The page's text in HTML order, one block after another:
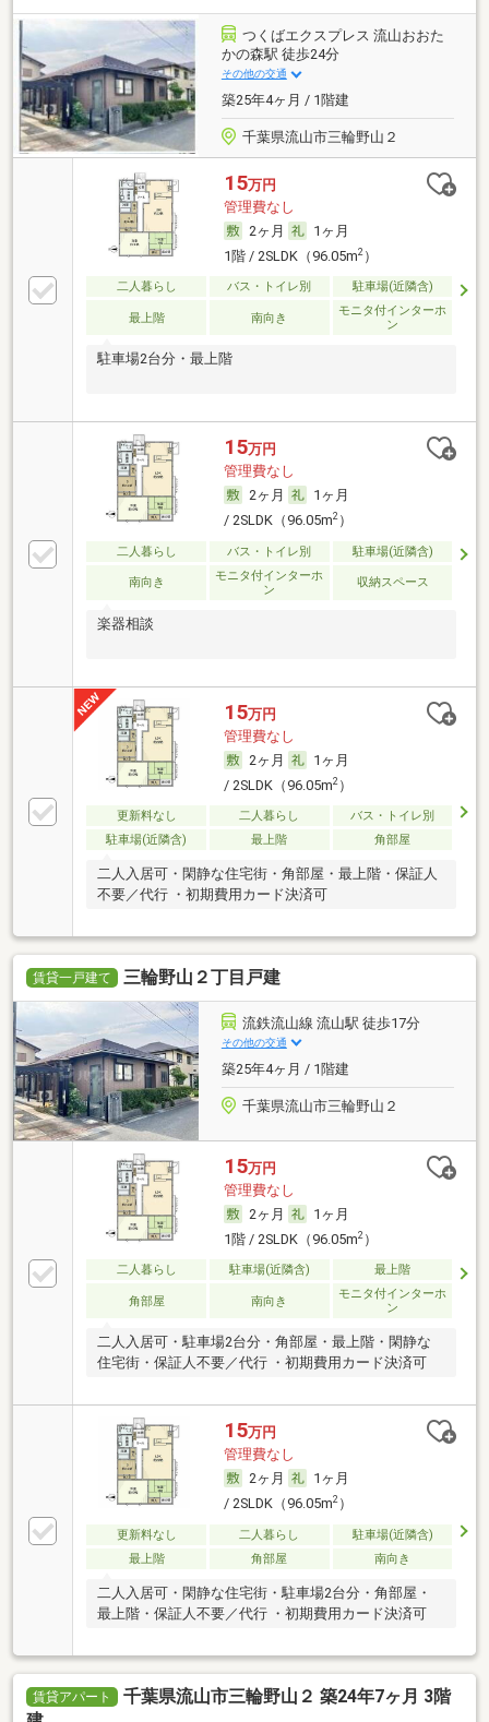
つくばエクスプレス 流山おおた
かの森駅 徒歩24分
その他の交通
築25年4ヶ月 / 1階建
千葉県流山市三輪野山２
15万円
管理費なし
2ヶ月
1ヶ月
1階 / 2SLDK（96.05m2）
二人暮らし バス・トイレ別 駐車場(近隣含)
最上階 南向き
モニタ付インターホ
ン
駐車場2台分・最上階
15万円
管理費なし
2ヶ月
1ヶ月
/ 2SLDK（96.05m2）
二人暮らし バス・トイレ別 駐車場(近隣含)
南向き
モニタ付インターホ
ン
収納スペース
楽器相談
15万円
管理費なし
2ヶ月
1ヶ月
/ 2SLDK（96.05m2）
更新料なし 二人暮らし
バス・トイレ別
駐車場(近隣含)
最上階 角部屋
二人入居可・閑静な住宅街・角部屋・最上階・保証人
不要／代行 ・初期費用カード決済可
賃貸一戸建て 三輪野山２丁目戸建
流鉄流山線 流山駅 徒歩17分
その他の交通
築25年4ヶ月 / 1階建
千葉県流山市三輪野山２
15万円
管理費なし
2ヶ月
1ヶ月
1階 / 2SLDK（96.05m2）
二人暮らし 駐車場(近隣含) 最上階
角部屋 南向き
モニタ付インターホ
ン
二人入居可・駐車場2台分・角部屋・最上階・閑静な
住宅街・保証人不要／代行 ・初期費用カード決済可
15万円
管理費なし
2ヶ月
1ヶ月
/ 2SLDK（96.05m2）
更新料なし 二人暮らし
駐車場(近隣含)
最上階
角部屋 南向き
二人入居可・閑静な住宅街・駐車場2台分・角部屋・
最上階・保証人不要／代行 ・初期費用カード決済可
賃貸アパート
千葉県流山市三輪野山２ 築24年7ヶ月 3階